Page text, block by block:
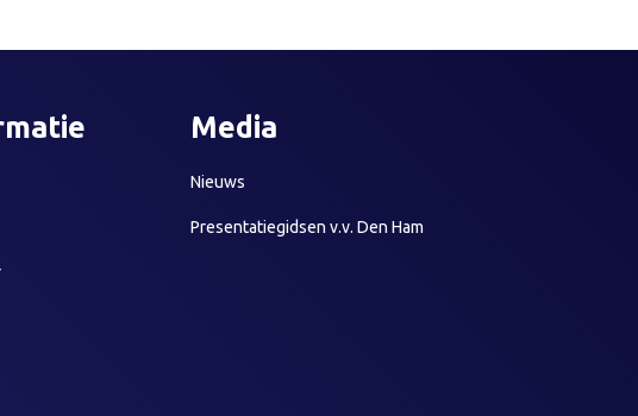
Media
Nieuws
Presentatiegidsen v.v. Den Ham